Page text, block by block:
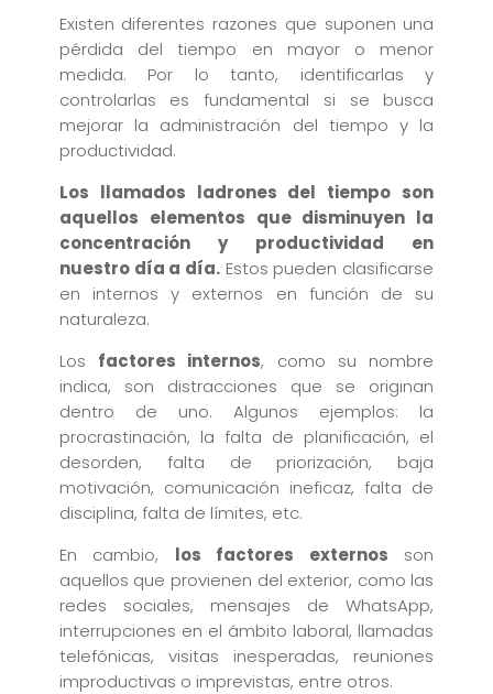
Existen diferentes razones que suponen una
pérdida del tiempo en mayor o menor
medida. Por lo tanto, identificarlas y
controlarlas es fundamental si se busca
mejorar la administración del tiempo y la
productividad.
Los llamados ladrones del tiempo son
aquellos elementos que disminuyen la
concentración y productividad en
nuestro día a día. Estos pueden clasificarse
en internos y externos en función de su
naturaleza.
Los factores internos, como su nombre
indica, son distracciones que se originan
dentro de uno. Algunos ejemplos: la
procrastinación, la falta de planificación, el
desorden, falta de priorización, baja
motivación, comunicación ineficaz, falta de
disciplina, falta de límites, etc.
En cambio, los factores externos son
aquellos que provienen del exterior, como las
redes sociales, mensajes de WhatsApp,
interrupciones en el ámbito laboral, llamadas
telefónicas, visitas inesperadas, reuniones
improductivas o imprevistas, entre otros.